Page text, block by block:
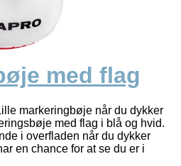
med flag
markeringbøje når du dykker
med flag i blå og hvid.
i overfladen når du dykker
en chance for at se du er i